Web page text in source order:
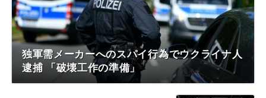
独軍需メーカーへのスパイ行為でウクライナ人
逮捕 「破壊工作の準備」